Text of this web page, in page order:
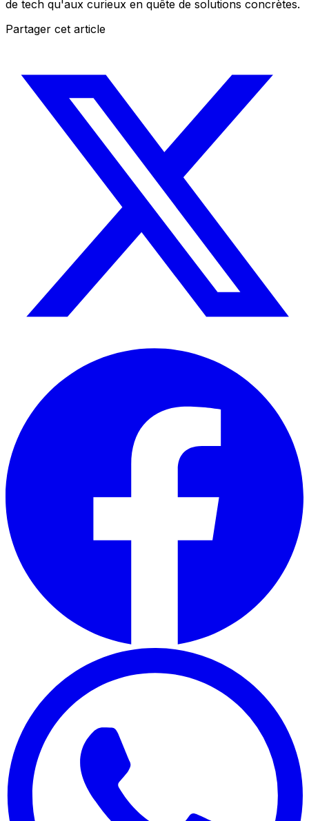
de tech qu'aux curieux en quête de solutions concrètes.
Partager cet article